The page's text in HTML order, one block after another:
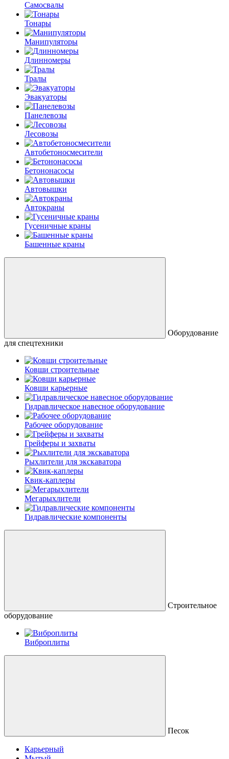
Самосвалы
Тонары
Манипуляторы
Длинномеры
Тралы
Эвакуаторы
Панелевозы
Лесовозы
Автобетоно­смесители
Бетононасосы
Автовышки
Автокраны
Гусеничные краны
Башенные краны
Оборудование
для спецтехники
Ковши строительные
Ковши карьерные
Гидравлическое навесное оборудование
Рабочее оборудование
Грейферы и захваты
Рыхлители для экскаватора
Квик-каплеры
Мегарыхлители
Гидравлические компоненты
Строительное
оборудование
Виброплиты
Песок
Карьерный